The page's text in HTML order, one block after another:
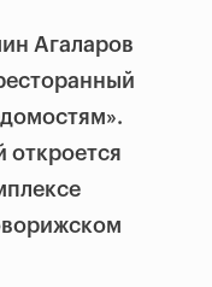
Агаларов
откроется